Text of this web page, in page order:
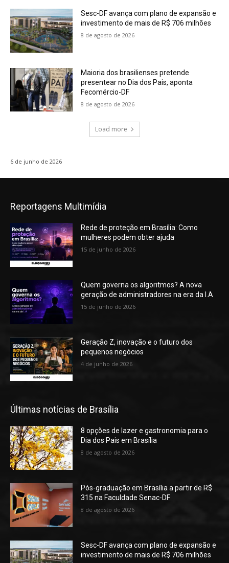
Sesc-DF avança com plano de expansão e
investimento de mais de R$ 706 milhões
8 de agosto de 2026
Maioria dos brasilienses pretende
presentear no Dia dos Pais, aponta
Fecomércio-DF
8 de agosto de 2026
Load more
6 de junho de 2026
Reportagens Multimídia
Rede de proteção em Brasília: Como
mulheres podem obter ajuda
15 de junho de 2026
Quem governa os algoritmos? A nova
geração de administradores na era da I.A
15 de junho de 2026
Geração Z, inovação e o futuro dos
pequenos negócios
4 de junho de 2026
Últimas notícias de Brasília
8 opções de lazer e gastronomia para o
Dia dos Pais em Brasília
8 de agosto de 2026
Pós-graduação em Brasília a partir de R$
315 na Faculdade Senac-DF
8 de agosto de 2026
Sesc-DF avança com plano de expansão e
investimento de mais de R$ 706 milhões